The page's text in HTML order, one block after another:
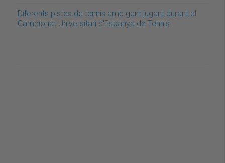
Diferents pistes de tennis amb gent jugant durant el
Campionat Universitari d'Espanya de Tennis